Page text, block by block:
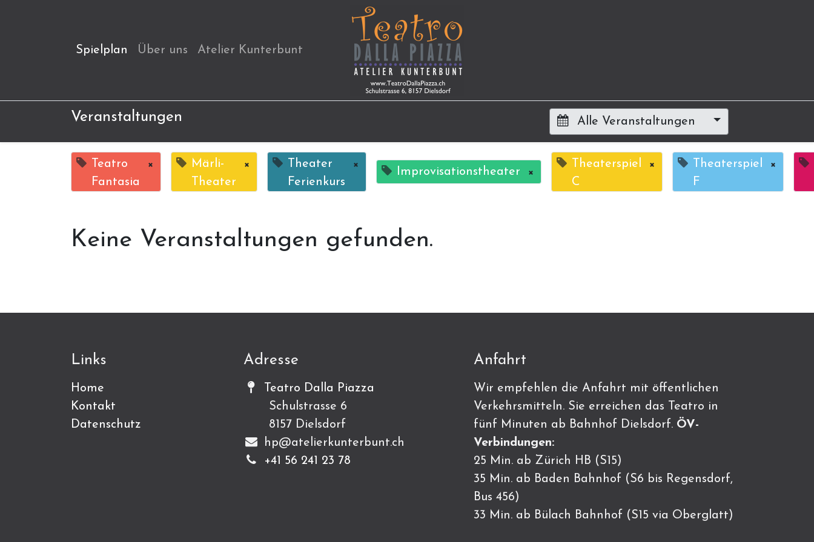
Spielplan Über uns Atelier Kunterbunt
Veranstaltungen Alle Veranstaltungen
Teatro
Fantasia
×
Märli-
Theater
×
Theater
Ferienkurs
×
Improvisationstheater ×
Theaterspiel
C
×
Theaterspiel
F
×
Keine Veranstaltungen gefunden.
Links
Home
Kontakt
Datenschutz
Adresse
Teatro Dalla Piazza
Schulstrasse 6
8157 Dielsdorf
hp@atelierkunterbunt.ch
+41 56 241 23 78
Anfahrt
Wir empfehlen die Anfahrt mit öffentlichen
Verkehrsmitteln. Sie erreichen das Teatro in
fünf Minuten ab Bahnhof Dielsdorf. ÖV-
Verbindungen:
25 Min. ab Zürich HB (S15)
35 Min. ab Baden Bahnhof (S6 bis Regensdorf,
Bus 456)
33 Min. ab Bülach Bahnhof (S15 via Oberglatt)